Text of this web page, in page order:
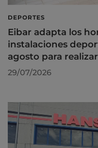
DEPORTES
Eibar adapta los
instalaciones
agosto para
29/07/2026